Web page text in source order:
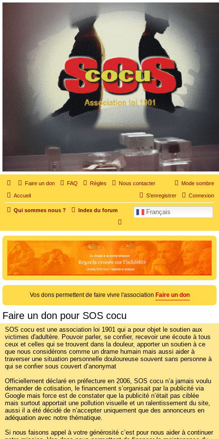
SOS cocu
SOS cocu est une association loi 1901 dont l'objet est le soutien aux victimes d'adultère.
Pouvoir parler, se confier, recevoir un soutien moral pour traverser une situation
personnelle douloureuse
Mode sombre
Faire un don FAQ Règles Nous contacter
Accueil Connexion
S’enregistrer
Qui sommes nous ? Index du forum Français
c
h
e
r
c
h
e
r
Vos dons permettent de faire vivre l'association Faire un don
Faire un don pour SOS cocu
SOS cocu est une association loi 1901 qui a pour objet le soutien aux
victimes d'adultère. Pouvoir parler, se confier, recevoir une écoute à tous
ceux et celles qui se trouvent dans la douleur, apporter un soutien à ce
que nous considérons comme un drame humain mais aussi aider à
traverser une situation personnelle douloureuse souvent sans personne à
qui se confier sous couvert d’anonymat
Officiellement déclaré en préfecture en 2006, SOS cocu n’a jamais voulu
demander de cotisation, le financement s’organisait par la publicité via
Google mais force est de constater que la publicité n’était pas ciblée
mais surtout apportait une pollution visuelle et un ralentissement du site,
aussi il a été décidé de n’accepter uniquement que des annonceurs en
adéquation avec notre thématique.
Si nous faisons appel à votre générosité c’est pour nous aider à continuer